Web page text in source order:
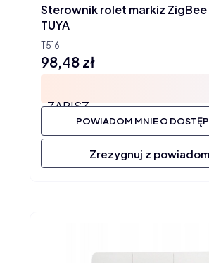
T516
Sterownik rolet markiz ZigBee
TUYA
Cena
98,48 zł
ZAPISZ
POWIADOM MNIE O
Zrezygnuj z